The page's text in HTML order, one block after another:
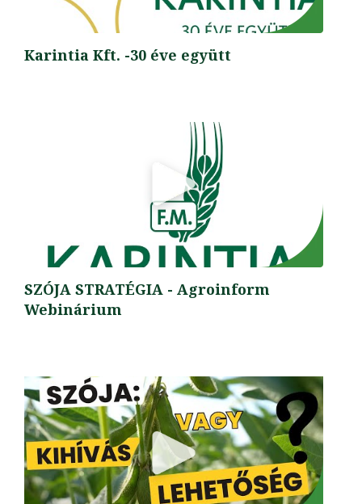
Karintia Kft. -30 éve együtt
SZÓJA STRATÉGIA - Agroinform
Webinárium